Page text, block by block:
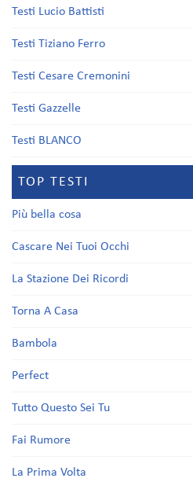
Testi Lucio Battisti
Testi Tiziano Ferro
Testi Cesare Cremonini
Testi Gazzelle
Testi BLANCO
TOP TESTI
Più bella cosa
Cascare Nei Tuoi Occhi
La Stazione Dei Ricordi
Torna A Casa
Bambola
Perfect
Tutto Questo Sei Tu
Fai Rumore
La Prima Volta